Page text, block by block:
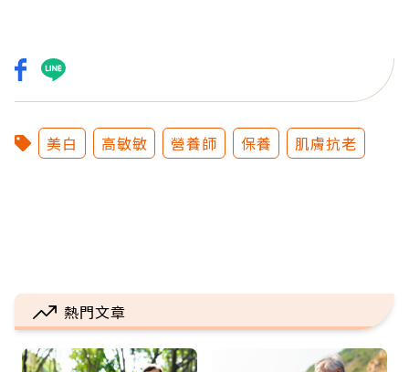
美白 高敏敏 營養師 保養 肌膚抗老
熱門文章